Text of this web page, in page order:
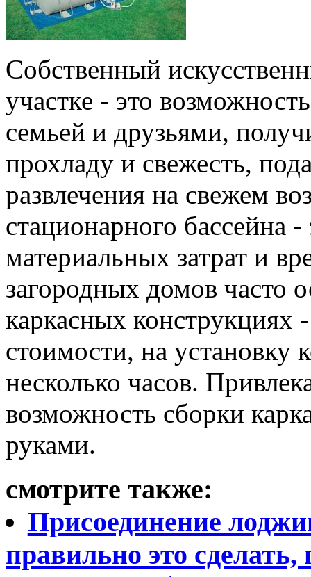
Собственный
участке - это
семьей и друзьями,
прохладу и свежесть,
развлечения на свежем
стационарного бассейна
материальных затрат и
загородных домов часто
каркасных конструкциях
стоимости, на установку
несколько часов.
возможность сборки
руками.
смотрите также:
Присоединение
правильно это